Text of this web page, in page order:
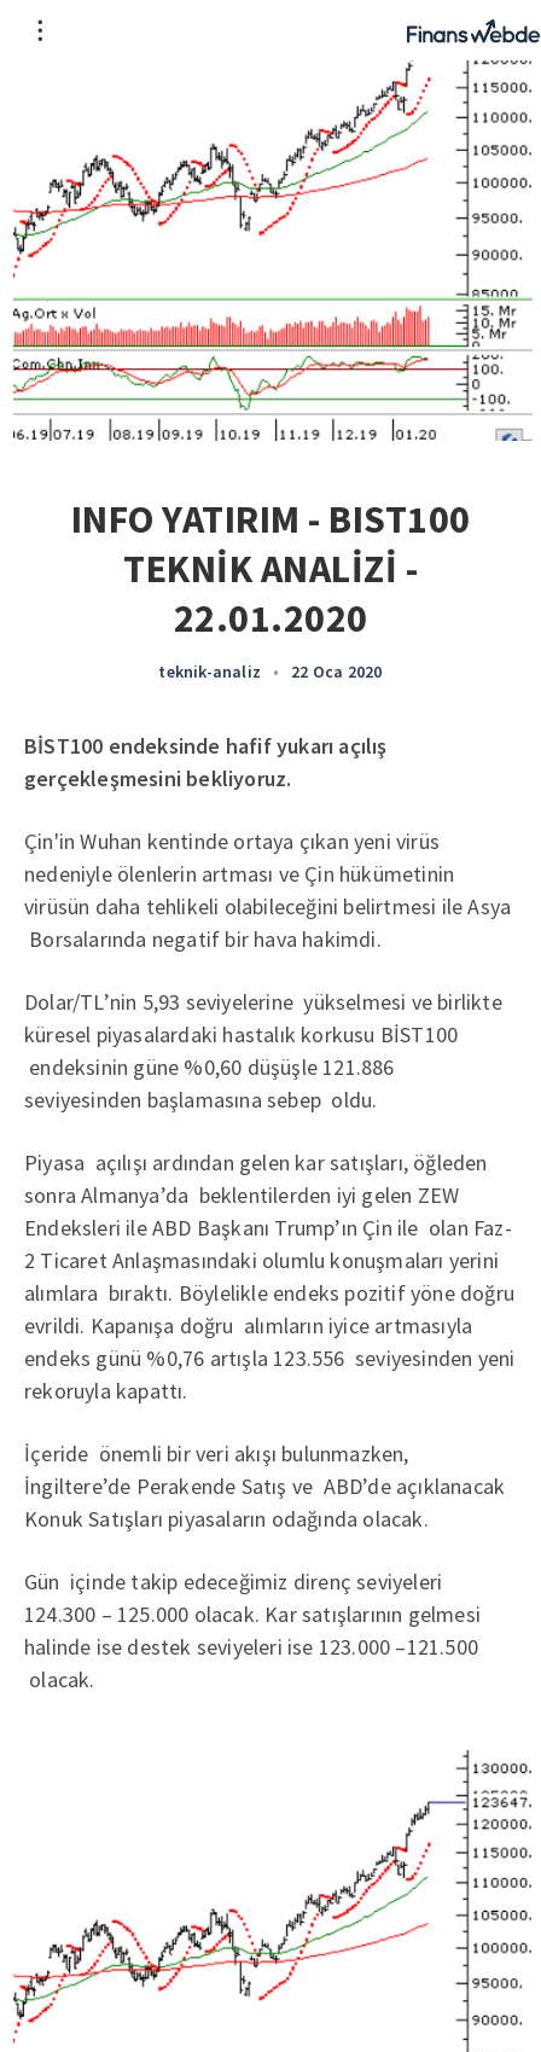
INFO YATIRIM - BIST100
TEKNİK ANALİZİ -
22.01.2020
teknik-analiz • 22 Oca 2020
BİST100 endeksinde hafif yukarı açılış
gerçekleşmesini bekliyoruz.
Çin'in Wuhan kentinde ortaya çıkan yeni virüs
nedeniyle ölenlerin artması ve Çin hükümetinin
virüsün daha tehlikeli olabileceğini belirtmesi ile Asya
Borsalarında negatif bir hava hakimdi.
Dolar/TL’nin 5,93 seviyelerine yükselmesi ve birlikte
küresel piyasalardaki hastalık korkusu BİST100
endeksinin güne %0,60 düşüşle 121.886
seviyesinden başlamasına sebep oldu.
Piyasa açılışı ardından gelen kar satışları, öğleden
sonra Almanya’da beklentilerden iyi gelen ZEW
Endeksleri ile ABD Başkanı Trump’ın Çin ile olan Faz-
2 Ticaret Anlaşmasındaki olumlu konuşmaları yerini
alımlara bıraktı. Böylelikle endeks pozitif yöne doğru
evrildi. Kapanışa doğru alımların iyice artmasıyla
endeks günü %0,76 artışla 123.556 seviyesinden yeni
rekoruyla kapattı.
İçeride önemli bir veri akışı bulunmazken,
İngiltere’de Perakende Satış ve ABD’de açıklanacak
Konuk Satışları piyasaların odağında olacak.
Gün içinde takip edeceğimiz direnç seviyeleri
124.300 – 125.000 olacak. Kar satışlarının gelmesi
halinde ise destek seviyeleri ise 123.000 –121.500
olacak.